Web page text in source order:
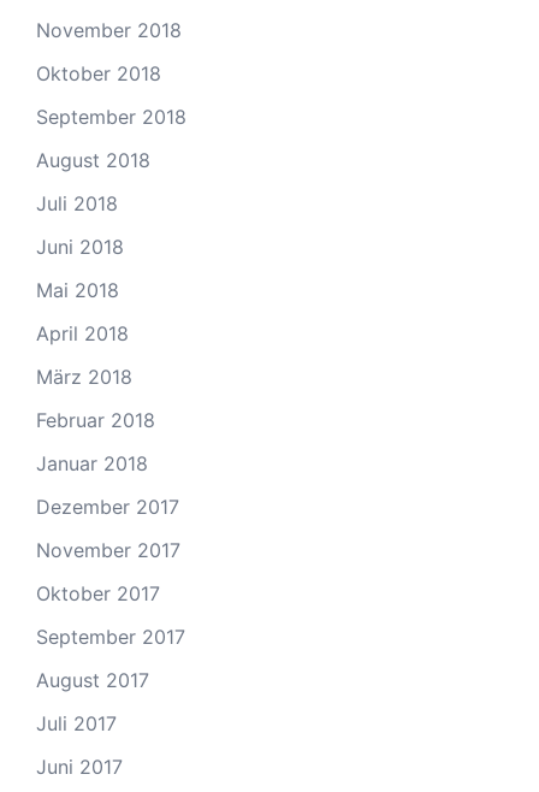
November 2018
Oktober 2018
September 2018
August 2018
Juli 2018
Juni 2018
Mai 2018
April 2018
März 2018
Februar 2018
Januar 2018
Dezember 2017
November 2017
Oktober 2017
September 2017
August 2017
Juli 2017
Juni 2017